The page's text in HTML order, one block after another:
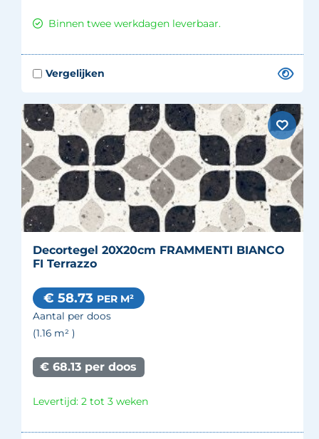
Binnen twee werkdagen leverbaar.
Decortegel 20X20cm FRAMMENTI BIANCO
FI Terrazzo
€ 58.73 PER M²
Aantal per doos
(1.16 m² )
€ 68.13 per doos
Levertijd: 2 tot 3 weken